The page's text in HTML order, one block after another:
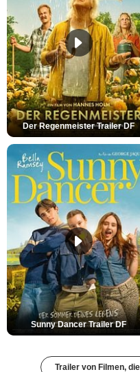
Der Regenmeister Trailer DF
Sunny Dancer Trailer DF
Trailer von Filmen,